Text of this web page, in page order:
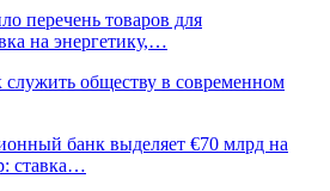
перечень товаров для
на энергетику,…
обществу в современном
банк выделяет €70 млрд на
ставка…